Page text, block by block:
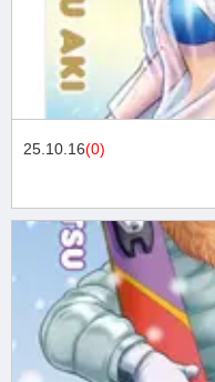
25.10.16(0)